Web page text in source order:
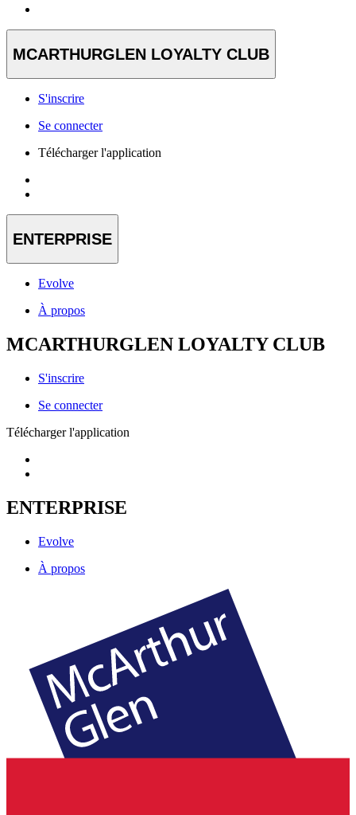
MCARTHURGLEN LOYALTY CLUB
S'inscrire
Se connecter
Télécharger l'application
ENTERPRISE
Evolve
À propos
MCARTHURGLEN LOYALTY CLUB
S'inscrire
Se connecter
Télécharger l'application
ENTERPRISE
Evolve
À propos